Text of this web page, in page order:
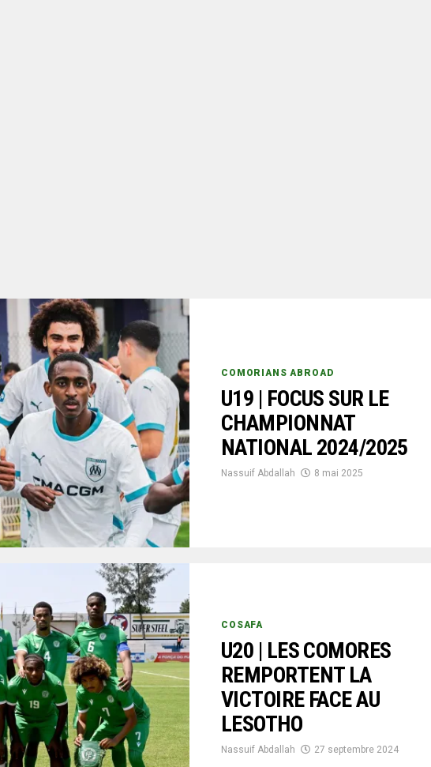
COMORIANS ABROAD
U19 | FOCUS SUR LE
CHAMPIONNAT
NATIONAL 2024/2025
Nassuif Abdallah 8 mai 2025
COSAFA
U20 | LES COMORES
REMPORTENT LA
VICTOIRE FACE AU
LESOTHO
Nassuif Abdallah 27 septembre 2024